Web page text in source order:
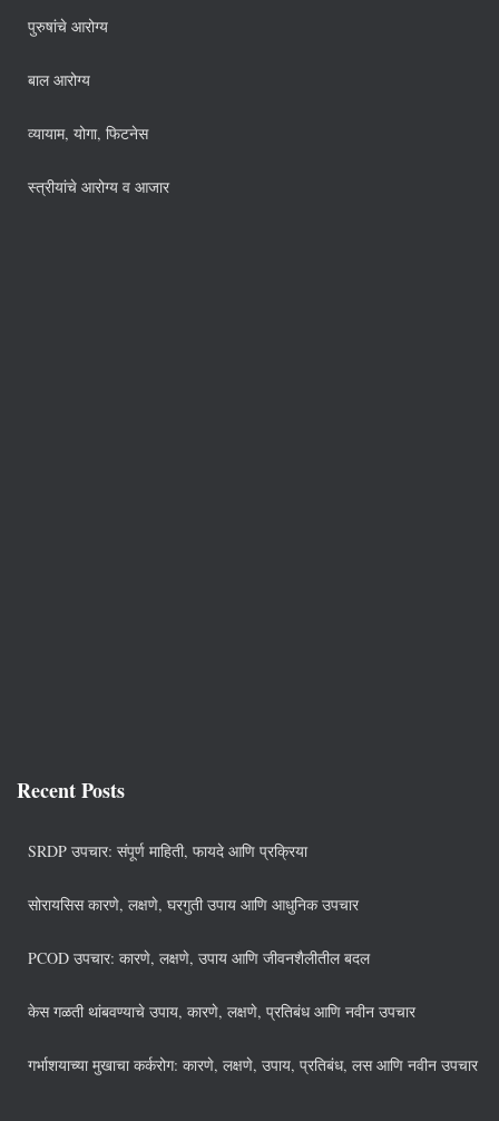
पुरुषांचे आरोग्य
बाल आरोग्य
व्यायाम, योगा, फिटनेस
स्त्रीयांचे आरोग्य व आजार
Recent Posts
SRDP उपचार: संपूर्ण माहिती, फायदे आणि प्रक्रिया
सोरायसिस कारणे, लक्षणे, घरगुती उपाय आणि आधुनिक उपचार
PCOD उपचार: कारणे, लक्षणे, उपाय आणि जीवनशैलीतील बदल
केस गळती थांबवण्याचे उपाय, कारणे, लक्षणे, प्रतिबंध आणि नवीन उपचार
गर्भाशयाच्या मुखाचा कर्करोग: कारणे, लक्षणे, उपाय, प्रतिबंध, लस आणि नवीन उपचार